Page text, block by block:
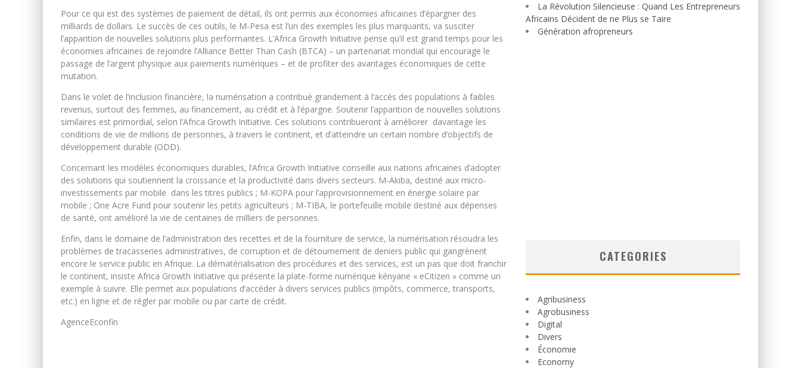
Pour ce qui est des systèmes de paiement de détail, ils ont permis aux économies africaines d’épargner des
milliards de dollars. Le succès de ces outils, le M-Pesa est l’un des exemples les plus marquants, va susciter
l’apparition de nouvelles solutions plus performantes. L’Africa Growth Initiative pense qu’il est grand temps pour les
économies africaines de rejoindre l’Alliance Better Than Cash (BTCA) – un partenariat mondial qui encourage le
passage de l’argent physique aux paiements numériques – et de profiter des avantages économiques de cette
mutation.
Dans le volet de l’inclusion financière, la numérisation a contribué grandement à l’accès des populations à faibles
revenus, surtout des femmes, au financement, au crédit et à l’épargne. Soutenir l’apparition de nouvelles solutions
similaires est primordial, selon l’Africa Growth Initiative. Ces solutions contribueront à améliorer davantage les
conditions de vie de millions de personnes, à travers le continent, et d’atteindre un certain nombre d’objectifs de
développement durable (ODD).
Concernant les modèles économiques durables, l’Africa Growth Initiative conseille aux nations africaines d’adopter
des solutions qui soutiennent la croissance et la productivité dans divers secteurs. M-Akiba, destiné aux micro-
investissements par mobile dans les titres publics ; M-KOPA pour l’approvisionnement en énergie solaire par
mobile ; One Acre Fund pour soutenir les petits agriculteurs ; M-TIBA, le portefeuille mobile destiné aux dépenses
de santé, ont amélioré la vie de centaines de milliers de personnes.
Enfin, dans le domaine de l’administration des recettes et de la fourniture de service, la numérisation résoudra les
problèmes de tracasseries administratives, de corruption et de détournement de deniers public qui gangrènent
encore le service public en Afrique. La dématérialisation des procédures et des services, est un pas que doit franchir
le continent, insiste Africa Growth Initiative qui présente la plate-forme numérique kényane « eCitizen » comme un
exemple à suivre. Elle permet aux populations d’accéder à divers services publics (impôts, commerce, transports,
etc.) en ligne et de régler par mobile ou par carte de crédit.
AgenceEconfin
La Révolution Silencieuse : Quand Les Entrepreneurs
Africains Décident de ne Plus se Taire
Génération afropreneurs
CATEGORIES
Agribusiness
Agrobusiness
Digital
Divers
Économie
Economy